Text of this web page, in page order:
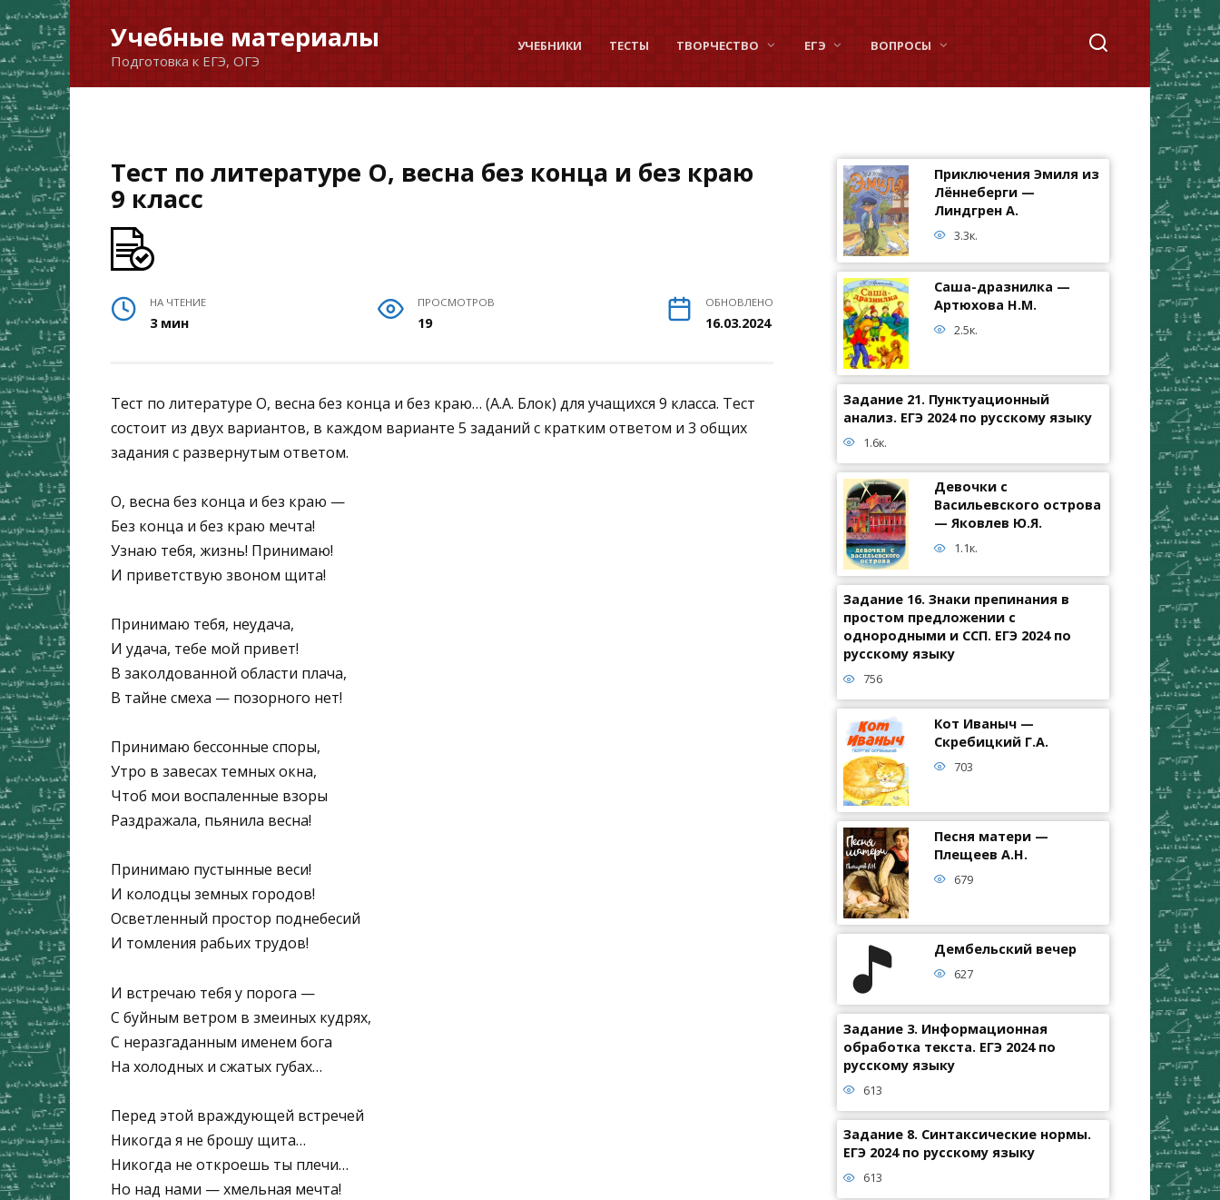
Перейти
к
содержанию
Учебные материалы
Подготовка к ЕГЭ, ОГЭ
УЧЕБНИКИ ТЕСТЫ ТВОРЧЕСТВО ЕГЭ ВОПРОСЫ
Тест по литературе О, весна без конца и без краю
9 класс
НА ЧТЕНИЕ
3 мин
ПРОСМОТРОВ
19
ОБНОВЛЕНО
16.03.2024
Тест по литературе О, весна без конца и без краю… (А.А. Блок) для учащихся 9 класса. Тест
состоит из двух вариантов, в каждом варианте 5 заданий с кратким ответом и 3 общих
задания с развернутым ответом.
О, весна без конца и без краю —
Без конца и без краю мечта!
Узнаю тебя, жизнь! Принимаю!
И приветствую звоном щита!
Принимаю тебя, неудача,
И удача, тебе мой привет!
В заколдованной области плача,
В тайне смеха — позорного нет!
Принимаю бессонные споры,
Утро в завесах темных окна,
Чтоб мои воспаленные взоры
Раздражала, пьянила весна!
Принимаю пустынные веси!
И колодцы земных городов!
Осветленный простор поднебесий
И томления рабьих трудов!
И встречаю тебя у порога —
С буйным ветром в змеиных кудрях,
С неразгаданным именем бога
На холодных и сжатых губах…
Перед этой враждующей встречей
Никогда я не брошу щита…
Никогда не откроешь ты плечи…
Но над нами — хмельная мечта!
Приключения Эмиля из
Лённеберги —
Линдгрен А.
3.3к.
Саша-дразнилка —
Артюхова Н.М.
2.5к.
Задание 21. Пунктуационный
анализ. ЕГЭ 2024 по русскому языку
1.6к.
Девочки с
Васильевского острова
— Яковлев Ю.Я.
1.1к.
Задание 16. Знаки препинания в
простом предложении с
однородными и ССП. ЕГЭ 2024 по
русскому языку
756
Кот Иваныч —
Скребицкий Г.А.
703
Песня матери —
Плещеев А.Н.
679
Дембельский вечер
627
Задание 3. Информационная
обработка текста. ЕГЭ 2024 по
русскому языку
613
Задание 8. Синтаксические нормы.
ЕГЭ 2024 по русскому языку
613